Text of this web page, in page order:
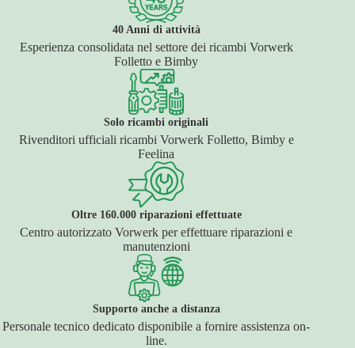
40 Anni di attività
Esperienza consolidata nel settore dei ricambi Vorwerk
Folletto e Bimby
Solo ricambi originali
Rivenditori ufficiali ricambi Vorwerk Folletto, Bimby e
Feelina
Oltre 160.000 riparazioni effettuate
Centro autorizzato Vorwerk per effettuare riparazioni e
manutenzioni
Supporto anche a distanza
Personale tecnico dedicato disponibile a fornire assistenza on-
line.